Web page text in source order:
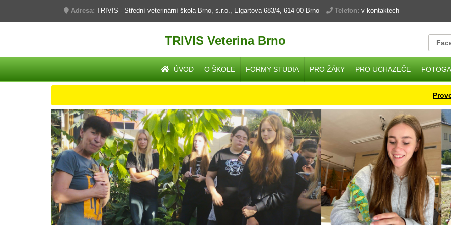
Adresa: TRIVIS - Střední veterinární škola Brno, s.r.o., Elgartova 683/4, 614 00 Brno Telefon: v kontaktech
TRIVIS Veterina Brno
ÚVOD O ŠKOLE FORMY STUDIA PRO ŽÁKY PRO UCHAZEČE
Provoz